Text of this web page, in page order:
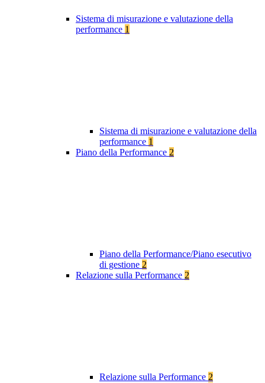
Sistema di misurazione e valutazione della
performance 1
Sistema di misurazione e valutazione della
performance 1
Piano della Performance 2
Piano della Performance/Piano esecutivo
di gestione 2
Relazione sulla Performance 2
Relazione sulla Performance 2